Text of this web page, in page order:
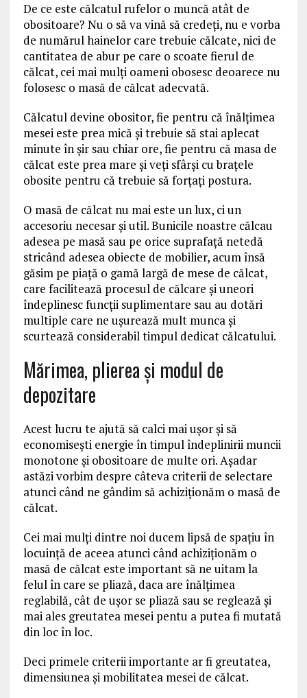
De ce este călcatul rufelor o muncă atât de
obositoare? Nu o să va vină să credeţi, nu e vorba
de numărul hainelor care trebuie călcate, nici de
cantitatea de abur pe care o scoate fierul de
călcat, cei mai mulţi oameni obosesc deoarece nu
folosesc o masă de călcat adecvată.
Călcatul devine obositor, fie pentru că înălţimea
mesei este prea mică şi trebuie să stai aplecat
minute în şir sau chiar ore, fie pentru că masa de
călcat este prea mare şi veţi sfârşi cu braţele
obosite pentru că trebuie să forţaţi postura.
O masă de călcat nu mai este un lux, ci un
accesoriu necesar şi util. Bunicile noastre călcau
adesea pe masă sau pe orice suprafaţă netedă
stricând adesea obiecte de mobilier, acum însă
găsim pe piaţă o gamă largă de mese de călcat,
care facilitează procesul de călcare şi uneori
îndeplinesc funcţii suplimentare sau au dotări
multiple care ne ușurează mult munca și
scurtează considerabil timpul dedicat călcatului.
Mărimea, plierea şi modul de
depozitare
Acest lucru te ajută să calci mai uşor şi să
economiseşti energie în timpul îndeplinirii muncii
monotone şi obositoare de multe ori. Aşadar
astăzi vorbim despre câteva criterii de selectare
atunci când ne gândim să achiziţionăm o masă de
călcat.
Cei mai mulţi dintre noi ducem lipsă de spaţiu în
locuință de aceea atunci când achiziţionăm o
masă de călcat este important să ne uitam la
felul în care se pliază, daca are înălţimea
reglabilă, cât de uşor se pliază sau se reglează şi
mai ales greutatea mesei pentu a putea fi mutată
din loc în loc.
Deci primele criterii importante ar fi greutatea,
dimensiunea şi mobilitatea mesei de călcat.